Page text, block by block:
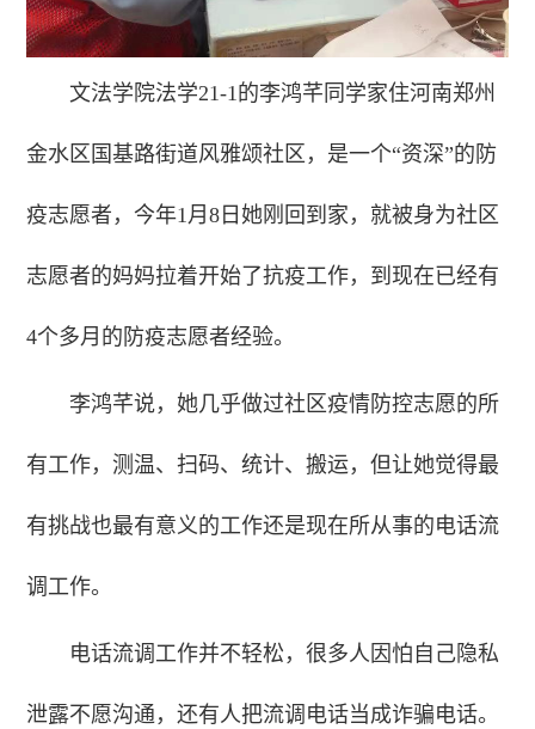
文法学院法学21-1的李鸿芊同学家住河南郑州
金水区国基路街道风雅颂社区，是一个“资深”的防
疫志愿者，今年1月8日她刚回到家，就被身为社区
志愿者的妈妈拉着开始了抗疫工作，到现在已经有
4个多月的防疫志愿者经验。
李鸿芊说，她几乎做过社区疫情防控志愿的所
有工作，测温、扫码、统计、搬运，但让她觉得最
有挑战也最有意义的工作还是现在所从事的电话流
调工作。
电话流调工作并不轻松，很多人因怕自己隐私
泄露不愿沟通，还有人把流调电话当成诈骗电话。